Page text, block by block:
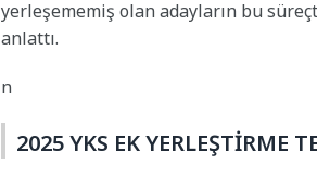
yerleşememiş olan adayların bu
anlattı.
n
2025 YKS EK YERLEŞTİRME